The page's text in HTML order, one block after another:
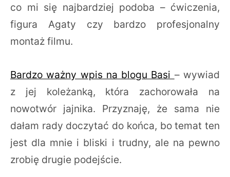
co mi się najbardziej podoba – ćwiczenia,
figura Agaty czy bardzo profesjonalny
montaż filmu.
Bardzo ważny wpis na blogu Basi – wywiad
z jej koleżanką, która zachorowała na
nowotwór jajnika. Przyznaję, że sama nie
dałam rady doczytać do końca, bo temat ten
jest dla mnie i bliski i trudny, ale na pewno
zrobię drugie podejście.